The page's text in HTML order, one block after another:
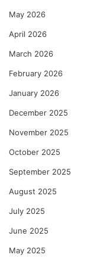
May 2026
April 2026
March 2026
February 2026
January 2026
December 2025
November 2025
October 2025
September 2025
August 2025
July 2025
June 2025
May 2025